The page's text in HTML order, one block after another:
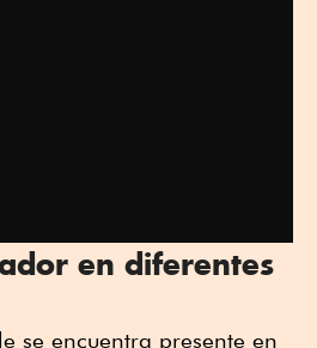
en diferentes
se encuentra presente en